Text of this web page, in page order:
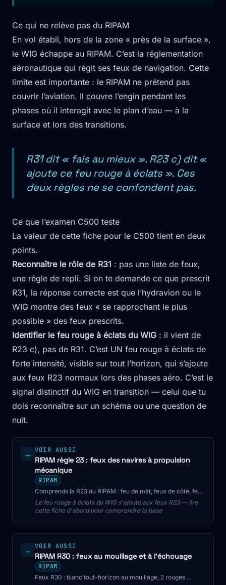
Ce qui ne relève pas du RIPAM
En vol établi, hors de la zone « près de la surface »,
le WIG échappe au RIPAM. C’est la réglementation
aéronautique qui régit ses feux de navigation. Cette
limite est importante : le RIPAM ne prétend pas
couvrir l’aviation. Il couvre l’engin pendant les
phases où il interagit avec le plan d’eau — à la
surface et lors des transitions.
R31 dit « fais au mieux ». R23 c) dit «
ajoute ce feu rouge à éclats ». Ces
deux règles ne se confondent pas.
Ce que l’examen C500 teste
La valeur de cette fiche pour le C500 tient en deux
points.
Reconnaître le rôle de R31 : pas une liste de feux,
une règle de repli. Si on te demande ce que prescrit
R31, la réponse correcte est que l’hydravion ou le
WIG montre des feux « se rapprochant le plus
possible » des feux prescrits.
Identifier le feu rouge à éclats du WIG : il vient de
R23 c), pas de R31. C’est UN feu rouge à éclats de
forte intensité, visible sur tout l’horizon, qui s’ajoute
aux feux R23 normaux lors des phases aéro. C’est le
signal distinctif du WIG en transition — celui que tu
dois reconnaître sur un schéma ou une question de
nuit.
→ VOIR AUSSI
RIPAM règle 23 : feux des navires à propulsion
mécanique
RIPAM
Comprends la R23 du RIPAM : feu de mât, feux de côté, feu
de poupe et portées selon la longueur. Identifier un R23 de
nuit pour le CMP.
Le feu rouge à éclats du WIG s'ajoute aux feux R23 — lire
cette fiche d'abord pour comprendre la base
→ VOIR AUSSI
RIPAM R30 : feux au mouillage et à l'échouage
RIPAM
Feux R30 : blanc tout-horizon au mouillage, 2 rouges